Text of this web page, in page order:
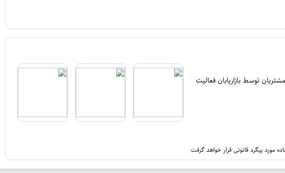
توسط بازاریابان فعالیت
مورد پیگرد قانونی قرار خواهد گرفت